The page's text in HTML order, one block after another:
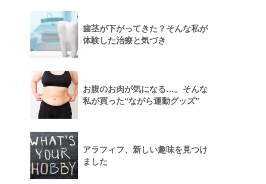
歯茎が下がってきた？そんな私が
体験した治療と気づき
お腹のお肉が気になる…。そんな
私が買った“ながら運動グッズ”
アラフィフ、新しい趣味を見つけ
ました